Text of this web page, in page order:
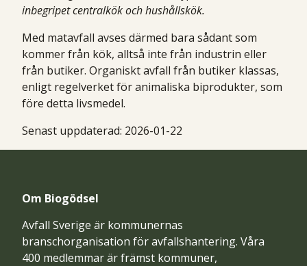
inbegripet centralkök och hushållskök.
Med matavfall avses därmed bara sådant som
kommer från kök, alltså inte från industrin eller
från butiker. Organiskt avfall från butiker klassas,
enligt regelverket för animaliska biprodukter, som
före detta livsmedel.
Senast uppdaterad: 2026-01-22
Om Biogödsel
Avfall Sverige är kommunernas
branschorganisation för avfallshantering. Våra
400 medlemmar är främst kommuner,